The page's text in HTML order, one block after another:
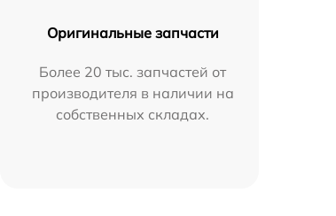
Оригинальные запчасти
Более 20 тыс. запчастей от
производителя в наличии на
собственных складах.